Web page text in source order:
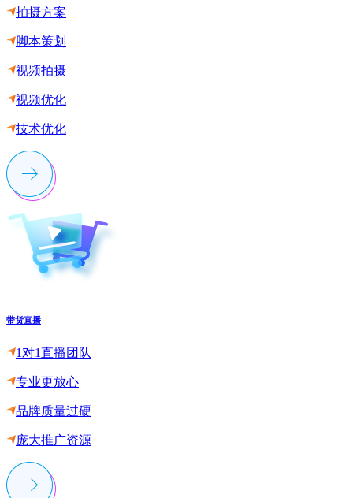
拍摄方案
脚本策划
视频拍摄
视频优化
技术优化
带货直播
1对1直播团队
专业更放心
品牌质量过硬
庞大推广资源